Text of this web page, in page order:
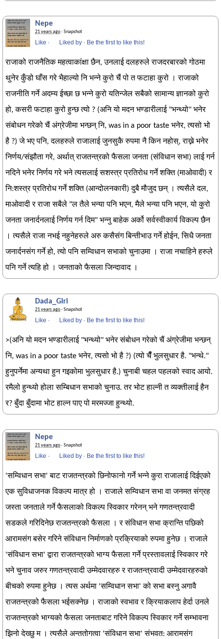
Nepe
21 years ago· Snapshot
Like · Liked by · Be the first to like this!
राजाको राजनैतिक महत्वाकांक्षा छैन, उनलाई दलहरुले राजदरबारको गोठमा
थुनेर कुँडो घाँस गरे भैहाल्यो नि भन्ने कुरो चैं पो त फटाहा कुरो । राजाको
राजनीति गर्ने अदम्य ईच्छा छ भन्ने कुरो यतिन्जेल सबैको सामान्य ज्ञानको कुरो
हो, कसरी फटाहा कुरो हुन्छ त्यो ? (अनि यो मदन भण्डारीलाई "भन्थ्यो" भनेर
संबोधन गरेको चैं अंग्रेजीमा भन्छन् नि, was in a poor taste भनेर, त्यसो भो
है ?) जे भए पनि, दलहरुले राजालाई जुनसुकै रुपमा नै किन नहोस्, राख्ने भनेर
निर्णय/संझौता गरे, अर्थात् राजतन्त्रको फैसला जनता (संविधान सभा) लाई गर्न
नदिने भनेर निर्णय गरे भने त्यसलाई सशस्त्र प्रतिरोध गर्ने शक्ति (माओवादी) र
नि:शस्त्र प्रतिरोध गर्ने शक्ति (आन्दोलनकारी) दुबै मौजुद छन् । त्यसैले दल,
माओवादी र राजा सबैले "ल तैले भन्या पनि भएन, मैले भन्या पनि भएन, यो कुरो
जनता जनार्दनलाई निर्णय गर्न दिम" भन्नु बाहेक अर्को सर्वस्वीकार्य विकल्प छैन
। त्यसैले राजा नभई नहुनेहरुले अरु कसैसंग बिन्तीभाउ गर्ने होईन, सिधै जनता
जनार्दनसंग गर्ने हो, त्यो पनि सम्विधान सभाको चुनाउमा । राजा नचाहिने हरुले
पनि गर्ने त्यहि हो । जनताको फैसला जिन्दावाद ।
Dada_Giri
21 years ago· Snapshot
Like · Liked by · Be the first to like this!
>(अनि यो मदन भण्डारीलाई "भन्थ्यो" भनेर संबोधन गरेको चैं अंग्रेजीमा भन्छन्
नि, was in a poor taste भनेर, त्यसो भो है ?) (त्यो चैँ भुलसुधार है. "भन्थे."
हुनुपर्नेमा अन्यथा हुन गइकोमा भुलसुधार है.) चुनाबी चहल पहलको स्वाद आयो.
रमैलो हुन्थ्यो होला सम्बिधान सभाको चुनाउ. तर भोट हाल्नी त व्यक्तीलाई हैन
र? बुँदा बुँदामा भोट हाल्न पाए पो मरमज्जा हुन्थ्यो.
Nepe
21 years ago· Snapshot
Like · Liked by · Be the first to like this!
'सम्विधान सभा' बाट राजतन्त्रको छिनोफानो गर्ने भन्ने कुरा राजालाई दिईएको
एक सुविधाजनक विकल्प मात्र हो । राजाले सम्विधान सभा वा जनमत संग्रह
जस्ता जनताले गर्ने फैसलाको विकल्प स्विकार गरेनन् भने गणतन्त्रवादी
सडकले गरिदिनेछ राजतन्त्रको फैसला । र संविधान सभा क्रान्ति पछिको
आरामसंग बसेर गरिने संविधान निर्माणको प्रक्रियाको रुपमा हुनेछ । राजाले
'संविधान सभा' द्वारा राजतन्त्रको भाग्य फैसला गर्ने प्रस्तावलाई स्विकार गरे
भने चुनाव जरुर गणतन्त्रवादी उम्मेदवारहरु र राजतन्त्रवादी उम्मेदवारहरुको
बीचको रुपमा हुनेछ । त्यस अर्थमा 'सम्विधान सभा' को सभा बस्नु अगावै
राजतन्त्रको फैसला भईसक्नेछ । राजाको स्वभाव र क्रियाकलाप हेर्दा उनले
राजतन्त्रको भाग्यको फैसला जनताबाट गरिने विकल्प स्विकार गर्ने सम्भावना
झिनो देख्छु म । त्यसैले अन्ततोगत्वा 'संविधान सभा' संभवत: आरामसंग